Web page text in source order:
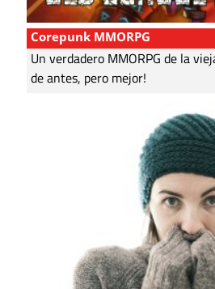
Corepunk MMORPG
Un verdadero MMORPG de la
de antes, pero mejor!